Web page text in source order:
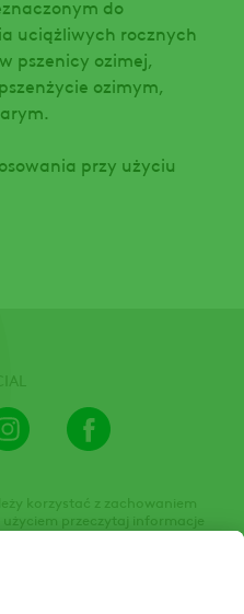
do
uciążliwych rocznych
pszenicy ozimej,
ozimym,
przy użyciu
Instagram
korzystać z zachowaniem
przeczytaj informacje
dotyczące produktu. Zwróć
zagrożenia oraz przestrzegaj
w etykiecie.